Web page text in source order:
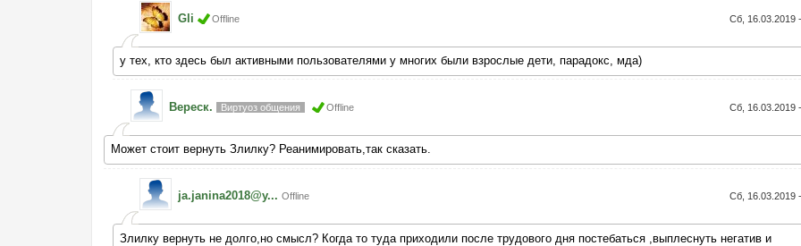
Gli Offline Сб, 16.03.2019
у тех, кто здесь был активными пользователями у многих были взрослые дети, парадокс, мда)
Вереск. Виртуоз общения Offline Сб, 16.03.2019
Может стоит вернуть Злилку? Реанимировать,так сказать.
ja.janina2018@y... Offline Сб, 16.03.2019
Злилку вернуть не долго,но смысл? Когда то туда приходили после трудового дня постебаться ,выплеснуть негатив и